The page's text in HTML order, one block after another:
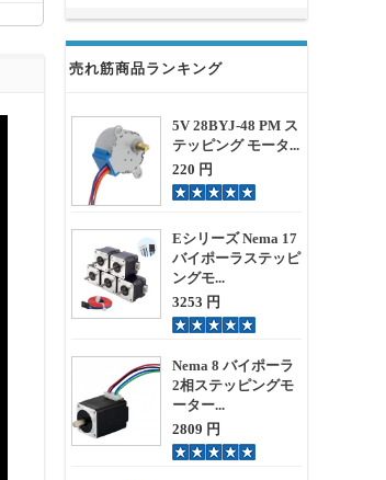
売れ筋商品ランキング
5V 28BYJ-48 PM ス
テッピング モータ...
220 円
Eシリーズ Nema 17
バイポーラステッピ
ングモ...
3253 円
Nema 8 バイポーラ
2相ステッピングモ
ーター...
2809 円